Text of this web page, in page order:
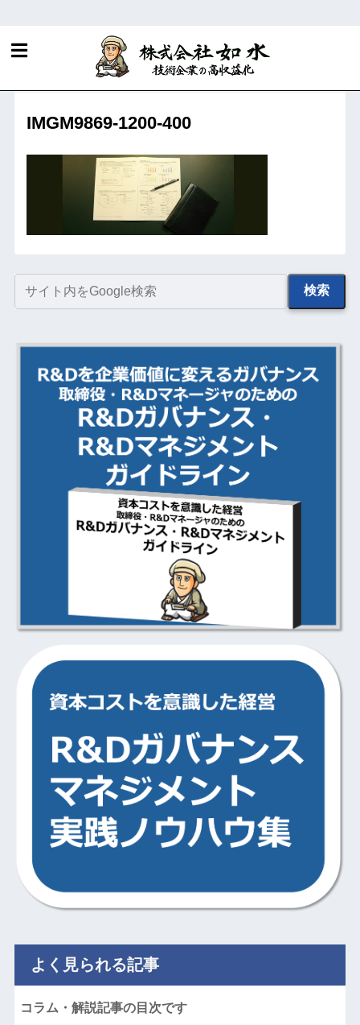
R&D・知財マネジメントに関する当社サービス
研究開発テーマ創出
IMGM9869-1200-400
検索
よく見られる記事
コラム・解説記事の目次です